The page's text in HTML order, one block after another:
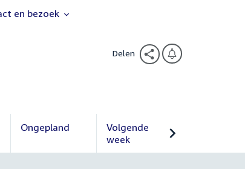
en bezoek
Delen
Ongepland
Volgende
week
Volgende